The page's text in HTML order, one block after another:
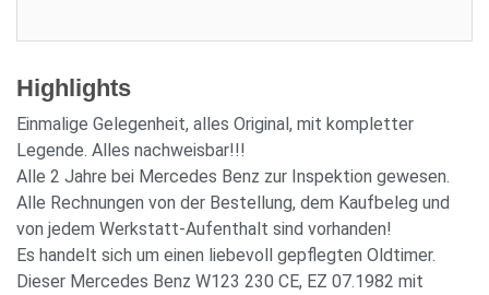
Highlights
Einmalige Gelegenheit, alles Original, mit kompletter
Legende. Alles nachweisbar!!!
Alle 2 Jahre bei Mercedes Benz zur Inspektion gewesen.
Alle Rechnungen von der Bestellung, dem Kaufbeleg und
von jedem Werkstatt-Aufenthalt sind vorhanden!
Es handelt sich um einen liebevoll gepflegten Oldtimer.
Dieser Mercedes Benz W123 230 CE, EZ 07.1982 mit